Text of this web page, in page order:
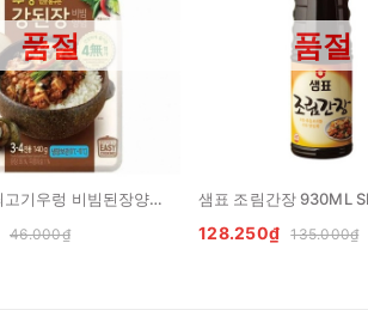
품절
CJ 다담-쇠고기우렁 비빔된장양념 140G CJ Sot tuong tron thit bo
46.000₫
품절
128.250₫ 135.000₫